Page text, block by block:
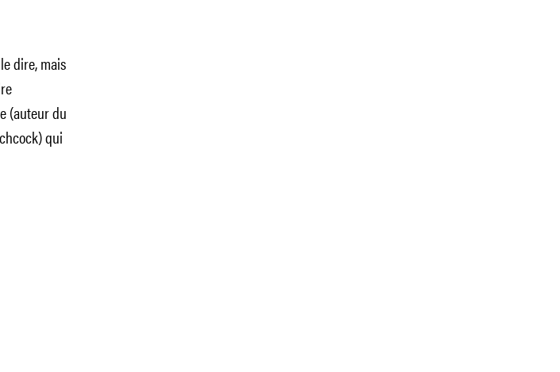
dire, mais
(auteur du
qui